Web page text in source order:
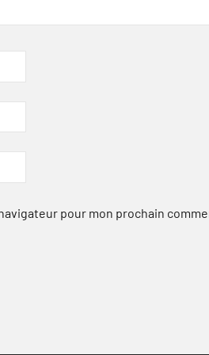
pour mon prochain